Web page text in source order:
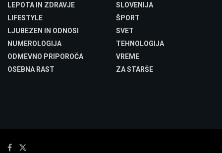
LEPOTA IN ZDRAVJE
LIFESTYLE
LJUBEZEN IN ODNOSI
NUMEROLOGIJA
ODMEVNO PRIPOROČA
OSEBNA RAST
SLOVENIJA
ŠPORT
SVET
TEHNOLOGIJA
VREME
ZA STARŠE